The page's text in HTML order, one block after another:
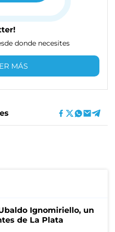
donde necesites
MÁS
Ignomiriello, un
de La Plata